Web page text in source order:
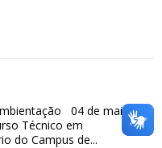
04 de maioI
Técnico em
do Campus de...